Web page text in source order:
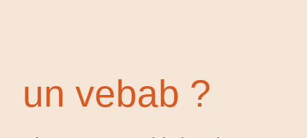
un vebab ?